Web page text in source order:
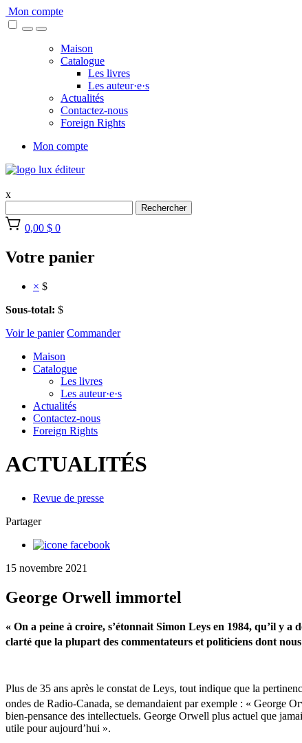
Skip
to
Mon compte
Maison
Catalogue
Les livres
Les auteur·e·s
Actualités
Contactez-nous
Foreign Rights
Mon compte
x
Rechercher
0,00 $ 0
Votre panier
× $
Sous-total: $
Voir le panier Commander
Maison
Catalogue
Les livres
Les auteur·e·s
Actualités
Contactez-nous
Foreign Rights
ACTUALITÉS
Revue de presse
Partager
15 novembre 2021
George Orwell immortel
« On a peine à croire, s’étonnait Simon Leys en 1984, qu’il y
clarté que la plupart des commentateurs et politiciens dont
Plus de 35 ans après le constat de Leys, tout indique que la
ondes de Radio-Canada, se demandaient par exemple : « George
bien-pensance des intellectuels. George Orwell plus actuel que
utile pour aujourd’hui ».